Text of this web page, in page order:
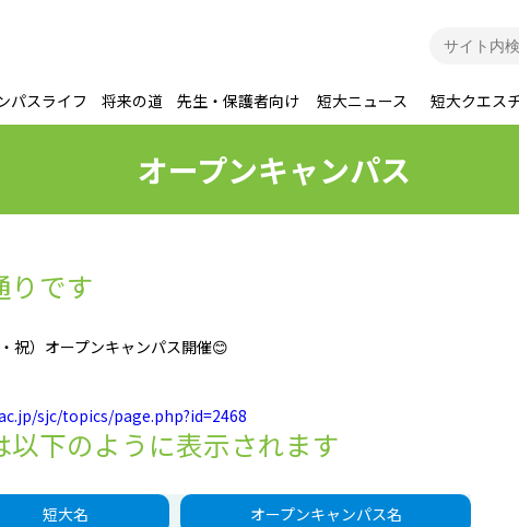
パスライフ 将来の道 先生・保護者向け 短大ニュース 短大クエス
オープンキャンパス
りです
祝）オープンキャンパス開催😊
sjc/topics/page.php?id=2468
以下のように表示されます
短大名 オープンキャンパス名